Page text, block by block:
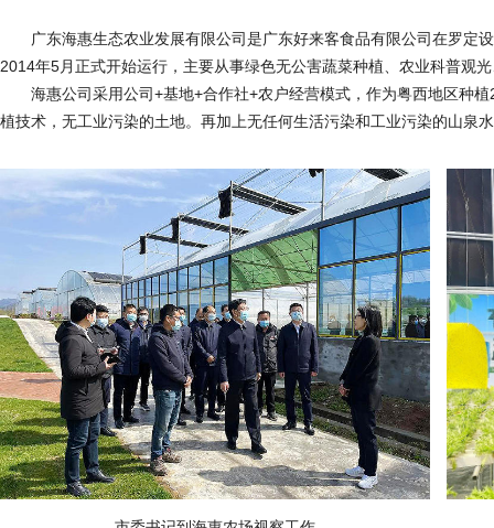
广东海惠生态农业发展有限公司是广东好来客食品有限公司在罗定
2014年5月正式开始运行，主要从事绿色无公害蔬菜种植、农业科普观
海惠公司采用公司+基地+合作社+农户经营模式，作为粤西地区种植
植技术，无工业污染的土地。再加上无任何生活污染和工业污染的山泉